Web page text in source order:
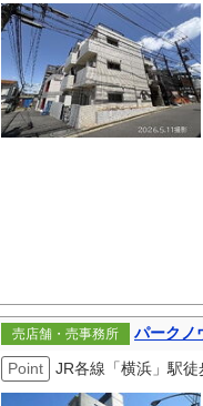
売店舗・売事務所
パークノ
Point
JR各線「横浜」駅